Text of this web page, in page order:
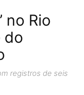
no Rio
do
registros de seis